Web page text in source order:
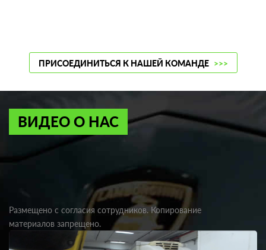
ПРИСОЕДИНИТЬСЯ К НАШЕЙ КОМАНДЕ >>>
ВИДЕО О НАС
Размещено с согласия сотрудников. Копирование
материалов запрещено.